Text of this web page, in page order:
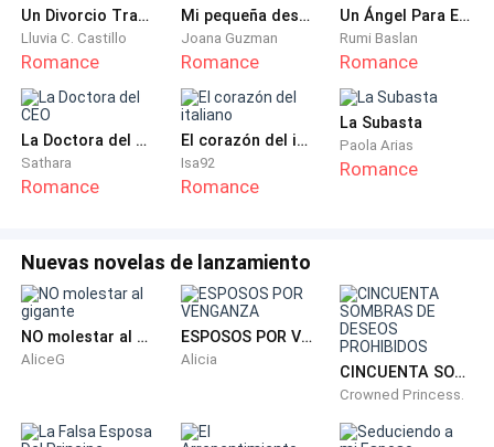
Un Divorcio Tras Mi Renacer
Lluvia C. Castillo
Romance
Mi pequeña descarada
Joana Guzman
Romance
Un Ángel Para El Mafioso
Rumi Baslan
Romance
La Doctora del CEO
Sathara
Romance
El corazón del italiano
Isa92
Romance
La Subasta
Paola Arias
Romance
Nuevas novelas de lanzamiento
NO molestar al gigante
AliceG
ESPOSOS POR VENGANZA
Alicia
CINCUENTA SOMBRAS DE DESEOS PROHIBIDOS
Crowned Princess.